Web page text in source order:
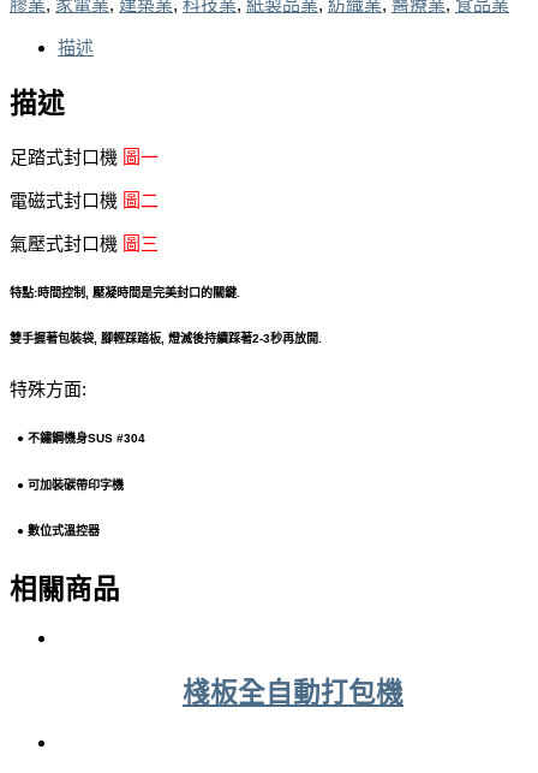
膠業, 家電業, 建築業, 科技業, 紙製品業, 紡織業, 醫療業, 食品業
描述
描述
足踏式封口機 圖一
電磁式封口機 圖二
氣壓式封口機 圖三
特點:時間控制, 壓凝時間是完美封口的關鍵.
雙手握著包裝袋, 腳輕踩踏板, 燈滅後持續踩著2-3秒再放開.
特殊方面:
● 不鏽鋼機身SUS #304
● 可加裝碳帶印字機
● 數位式溫控器
相關商品
棧板全自動打包機